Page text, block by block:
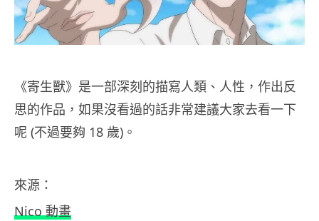
《寄生獸》是一部深刻的描寫人類、人性，作出反
思的作品，如果沒看過的話非常建議大家去看一下
呢 (不過要夠 18 歲)。
來源：
Nico 動畫